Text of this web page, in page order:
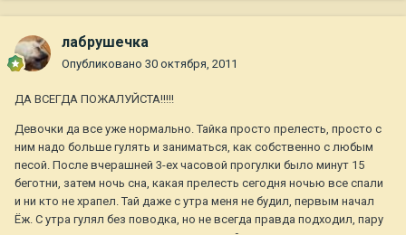
лабрушечка
Опубликовано 30 октября, 2011
ДА ВСЕГДА ПОЖАЛУЙСТА!!!!!
Девочки да все уже нормально. Тайка просто прелесть, просто с
ним надо больше гулять и заниматься, как собственно с любым
песой. После вчерашней 3-ех часовой прогулки было минут 15
беготни, затем ночь сна, какая прелесть сегодня ночью все спали
и ни кто не храпел. Тай даже с утра меня не будил, первым начал
Ёж. С утра гулял без поводка, но не всегда правда подходил, пару